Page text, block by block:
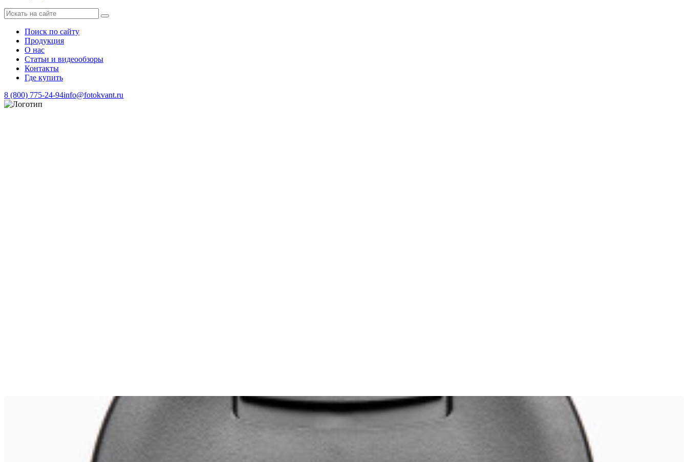
Поиск по сайту
Продукция
О нас
Статьи и видеообзоры
Контакты
Где купить
8 (800) 775-24-94info@fotokvant.ru